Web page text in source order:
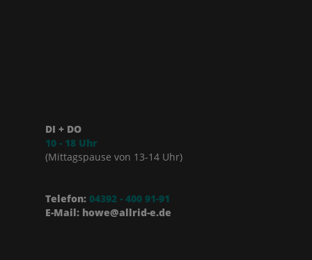
DI + DO
10 - 18 Uhr
(Mittagspause von 13-14 Uhr)
Telefon: 04392 - 400 91-91
E-Mail: howe@allrid-e.de